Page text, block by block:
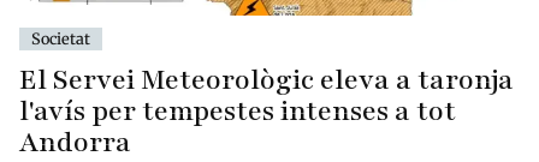
Societat
El Servei Meteorològic eleva a taronja
l'avís per tempestes intenses a tot
Andorra